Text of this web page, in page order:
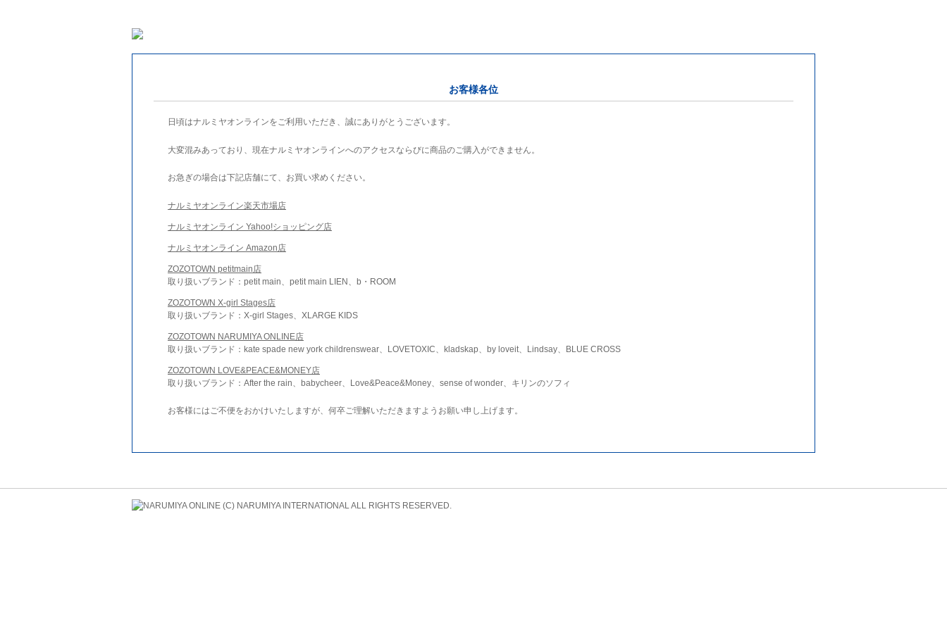
お客様各位
日頃はナルミヤオンラインをご利用いただき、誠にありがとうございます。
大変混みあっており、現在ナルミヤオンラインへのアクセスならびに商品のご購入ができません。
お急ぎの場合は下記店舗にて、お買い求めください。
ナルミヤオンライン楽天市場店
ナルミヤオンライン Yahoo!ショッピング店
ナルミヤオンライン Amazon店
ZOZOTOWN petitmain店
取り扱いブランド：petit main、petit main LIEN、b・ROOM
ZOZOTOWN X-girl Stages店
取り扱いブランド：X-girl Stages、XLARGE KIDS
ZOZOTOWN NARUMIYA ONLINE店
取り扱いブランド：kate spade new york childrenswear、LOVETOXIC、kladskap、by loveit、Lindsay、BLUE CROSS
ZOZOTOWN LOVE&PEACE&MONEY店
取り扱いブランド：After the rain、babycheer、Love&Peace&Money、sense of wonder、キリンのソフィ
お客様にはご不便をおかけいたしますが、何卒ご理解いただきますようお願い申し上げます。